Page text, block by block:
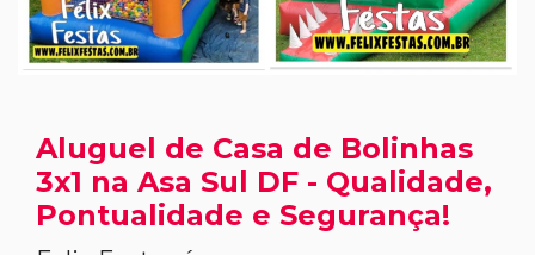
Aluguel de Casa de Bolinhas
3x1 na Asa Sul DF - Qualidade,
Pontualidade e Segurança!